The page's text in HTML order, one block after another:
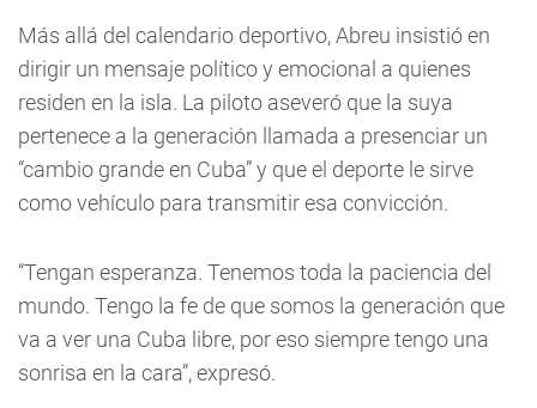
Más allá del calendario deportivo, Abreu insistió en
dirigir un mensaje político y emocional a quienes
residen en la isla. La piloto aseveró que la suya
pertenece a la generación llamada a presenciar un
“cambio grande en Cuba” y que el deporte le sirve
como vehículo para transmitir esa convicción.
“Tengan esperanza. Tenemos toda la paciencia del
mundo. Tengo la fe de que somos la generación que
va a ver una Cuba libre, por eso siempre tengo una
sonrisa en la cara”, expresó.